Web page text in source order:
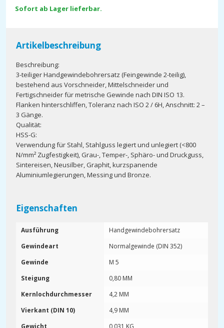
Sofort ab Lager lieferbar.
Artikelbeschreibung
Beschreibung:
3-teiliger Handgewindebohrersatz (Feingewinde 2-teilig),
bestehend aus Vorschneider, Mittelschneider und
Fertigschneider für metrische Gewinde nach DIN ISO 13.
Flanken hinterschliffen, Toleranz nach ISO 2 / 6H, Anschnitt: 2 –
3 Gänge.
Qualität:
HSS-G:
Verwendung für Stahl, Stahlguss legiert und unlegiert (<800
N/mm² Zugfestigkeit), Grau-, Temper-, Sphäro- und Druckguss,
Sintereisen, Neusilber, Graphit, kurzspanende
Aluminiumlegierungen, Messing und Bronze.
Eigenschaften
Ausführung
Handgewindebohrersatz
Gewindeart
Normalgewinde (DIN 352)
Gewinde
M 5
Steigung
0,80 MM
Kernlochdurchmesser
4,2 MM
Vierkant (DIN 10)
4,9 MM
Gewicht
0,031 KG